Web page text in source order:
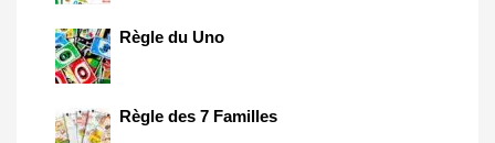
Règle du Uno
Règle des 7 Familles